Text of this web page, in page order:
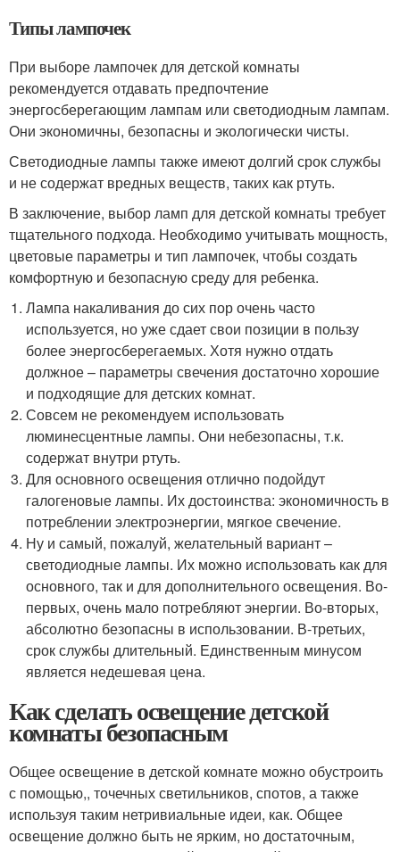
Типы лампочек
При выборе лампочек для детской комнаты
рекомендуется отдавать предпочтение
энергосберегающим лампам или светодиодным лампам.
Они экономичны, безопасны и экологически чисты.
Светодиодные лампы также имеют долгий срок службы
и не содержат вредных веществ, таких как ртуть.
В заключение, выбор ламп для детской комнаты требует
тщательного подхода. Необходимо учитывать мощность,
цветовые параметры и тип лампочек, чтобы создать
комфортную и безопасную среду для ребенка.
Лампа накаливания до сих пор очень часто
используется, но уже сдает свои позиции в пользу
более энергосберегаемых. Хотя нужно отдать
должное – параметры свечения достаточно хорошие
и подходящие для детских комнат.
Совсем не рекомендуем использовать
люминесцентные лампы. Они небезопасны, т.к.
содержат внутри ртуть.
Для основного освещения отлично подойдут
галогеновые лампы. Их достоинства: экономичность в
потреблении электроэнергии, мягкое свечение.
Ну и самый, пожалуй, желательный вариант –
светодиодные лампы. Их можно использовать как для
основного, так и для дополнительного освещения. Во-
первых, очень мало потребляют энергии. Во-вторых,
абсолютно безопасны в использовании. В-третьих,
срок службы длительный. Единственным минусом
является недешевая цена.
Как сделать освещение детской
комнаты безопасным
Общее освещение в детской комнате можно обустроить
с помощью,, точечных светильников, спотов, а также
используя таким нетривиальные идеи, как. Общее
освещение должно быть не ярким, но достаточным,